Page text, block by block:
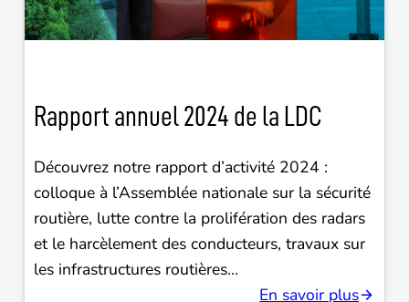
Rapport annuel 2024 de la LDC
Découvrez notre rapport d’activité 2024 :
colloque à l’Assemblée nationale sur la sécurité
routière, lutte contre la prolifération des radars
et le harcèlement des conducteurs, travaux sur
les infrastructures routières…
En savoir plus